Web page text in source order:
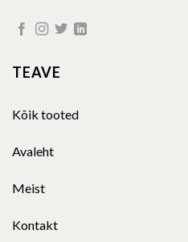
TEAVE
Kõik tooted
Avaleht
Meist
Kontakt